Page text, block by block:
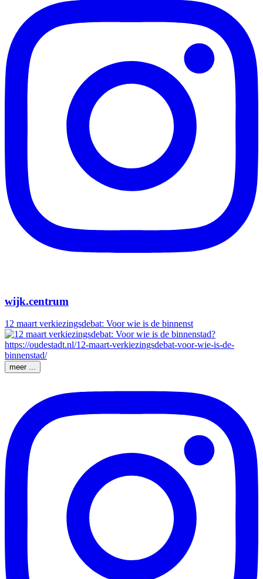
wijk.centrum
12 maart verkiezingsdebat: Voor wie is de binnenst
meer ...